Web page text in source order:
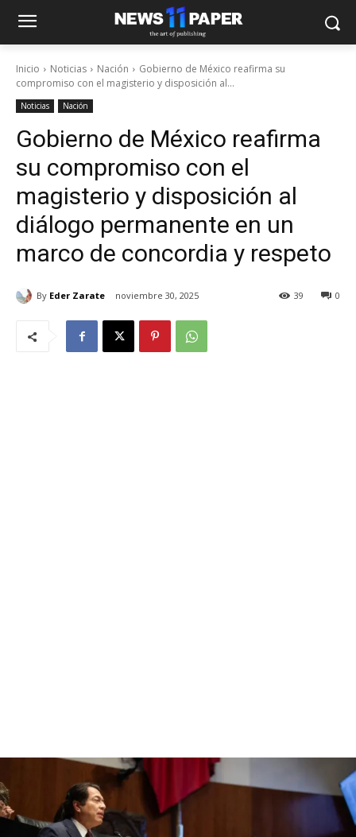
Inicio Noticias Nación
Gobierno de México reafirma su
compromiso con el magisterio y disposición al...
Noticias Nación
Gobierno de México reafirma
su compromiso con el
magisterio y disposición al
diálogo permanente en un
marco de concordia y respeto
By Eder Zarate noviembre 30, 2025 0
39